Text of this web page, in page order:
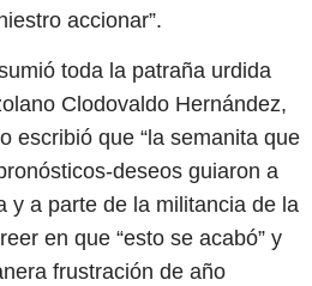
accionar”.
toda la patraña urdida
Clodovaldo Hernández,
escribió que “la semanita que
deseos guiaron a
y a parte de la militancia de la
en que “esto se acabó” y
frustración de año